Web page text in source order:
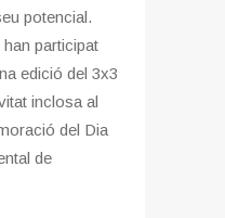
potencial.
participat
edició del 3x3
inclosa al
del Dia
de